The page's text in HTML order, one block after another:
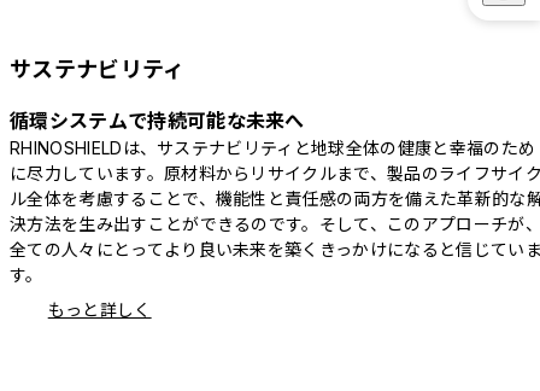
サステナビリティ
循環システムで持続可能な未来へ
RHINOSHIELDは、サステナビリティと地球全体の健康と幸福のため
に尽力しています。原材料からリサイクルまで、製品のライフサイ
ル全体を考慮することで、機能性と責任感の両方を備えた革新的な
決方法を生み出すことができるのです。そして、このアプローチが
全ての人々にとってより良い未来を築くきっかけになると信じてい
す。
もっと詳しく